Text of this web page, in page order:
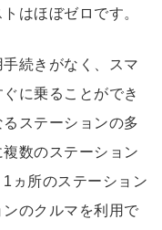
はほぼゼロです。
続きがなく、スマ
に乗ることができ
ステーションの多
数のステーション
ヵ所のステーション
のクルマを利用で